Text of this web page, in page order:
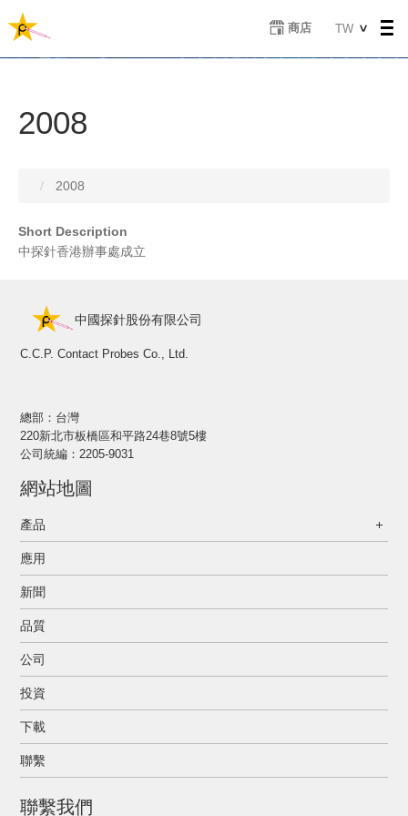
至
商店
Select
TW
2008
2008
Short Description
中探針香港辦事處成立
中國探針股份有限公司
C.C.P. Contact Probes Co., Ltd.
總部：台灣
220新北市板橋區和平路24巷8號5樓
公司統編：2205-9031
網站地圖
產品
應用
新聞
品質
公司
投資
下載
聯繫
聯繫我們